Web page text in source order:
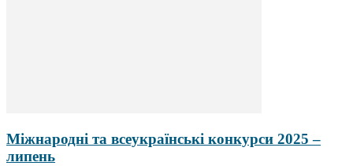
Міжнародні та всеукраїнські конкурси 2025 –
липень